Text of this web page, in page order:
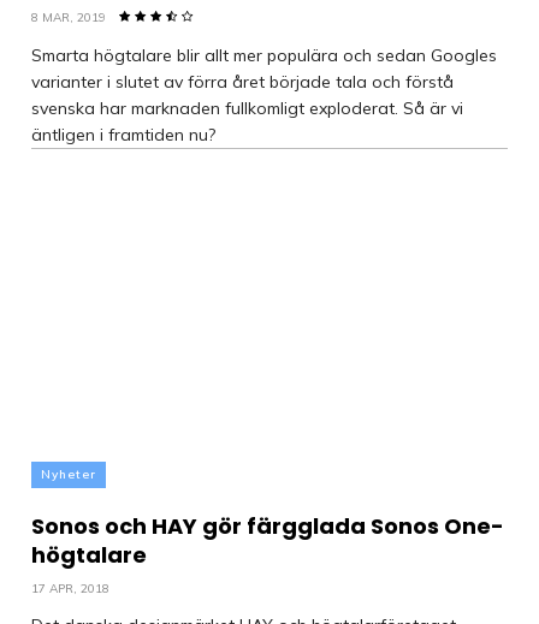
8 MAR, 2019
Smarta högtalare blir allt mer populära och sedan Googles
varianter i slutet av förra året började tala och förstå
svenska har marknaden fullkomligt exploderat. Så är vi
äntligen i framtiden nu?
Nyheter
Sonos och HAY gör färgglada Sonos One-
högtalare
17 APR, 2018